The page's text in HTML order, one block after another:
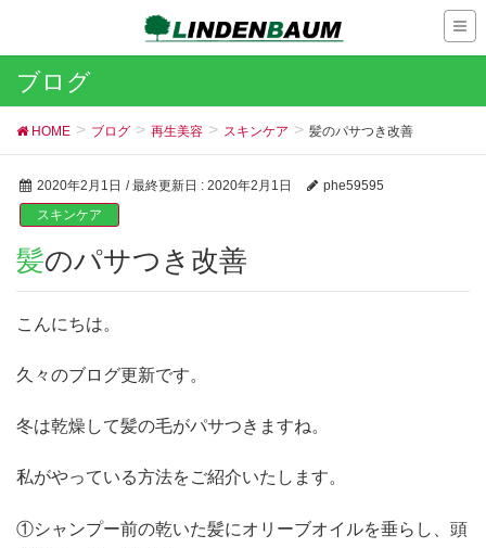
ブログ
HOME ブログ 再生美容 スキンケア 髪のパサつき改善
2020年2月1日 / 最終更新日 : 2020年2月1日
phe59595
スキンケア
髪のパサつき改善
こんにちは。
久々のブログ更新です。
冬は乾燥して髪の毛がパサつきますね。
私がやっている方法をご紹介いたします。
①シャンプー前の乾いた髪にオリーブオイルを垂らし、頭